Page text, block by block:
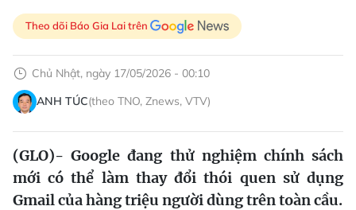
Theo dõi Báo Gia Lai trên
Chủ Nhật, ngày 17/05/2026 - 00:10
ANH TÚC(theo TNO, Znews, VTV)
(GLO)- Google đang thử nghiệm chính sách
mới có thể làm thay đổi thói quen sử dụng
Gmail của hàng triệu người dùng trên toàn cầu.